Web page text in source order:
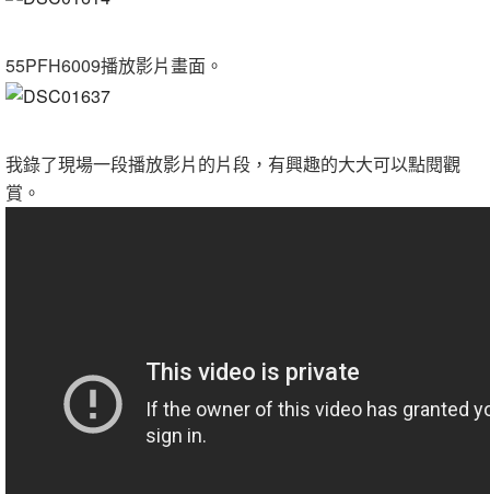
55PFH6009播放影片畫面。
我錄了現場一段播放影片的片段，有興趣的大大可以點閱觀
賞。